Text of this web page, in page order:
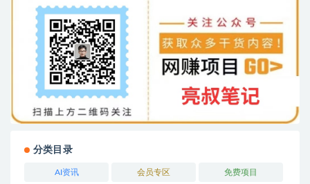
分类目录
AI资讯 会员专区 免费项目